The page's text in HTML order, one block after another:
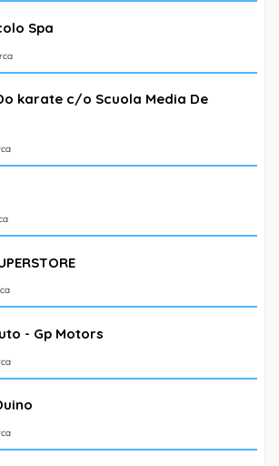
Spa
karate c/o Scuola Media De
- Gp Motors